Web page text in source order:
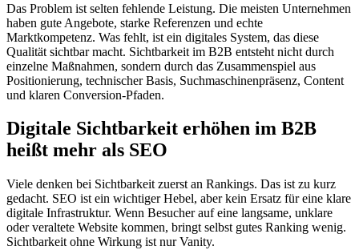
Das Problem ist selten fehlende Leistung. Die meisten Unternehmen
haben gute Angebote, starke Referenzen und echte
Marktkompetenz. Was fehlt, ist ein digitales System, das diese
Qualität sichtbar macht. Sichtbarkeit im B2B entsteht nicht durch
einzelne Maßnahmen, sondern durch das Zusammenspiel aus
Positionierung, technischer Basis, Suchmaschinenpräsenz, Content
und klaren Conversion-Pfaden.
Digitale Sichtbarkeit erhöhen im B2B
heißt mehr als SEO
Viele denken bei Sichtbarkeit zuerst an Rankings. Das ist zu kurz
gedacht. SEO ist ein wichtiger Hebel, aber kein Ersatz für eine klare
digitale Infrastruktur. Wenn Besucher auf eine langsame, unklare
oder veraltete Website kommen, bringt selbst gutes Ranking wenig.
Sichtbarkeit ohne Wirkung ist nur Vanity.